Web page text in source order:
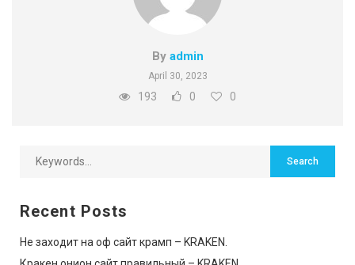
By admin
April 30, 2023
193 0 0
Recent Posts
Не заходит на оф сайт крамп – KRAKEN.